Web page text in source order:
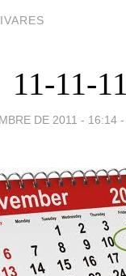
11-11-11
DE 2011 - 16:14 -